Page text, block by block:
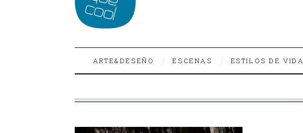
ARTE&DESEÑO ESCENAS ESTILOS DE VIDA